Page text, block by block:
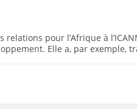
relations pour l’Afrique à
Elle a, par exemple,